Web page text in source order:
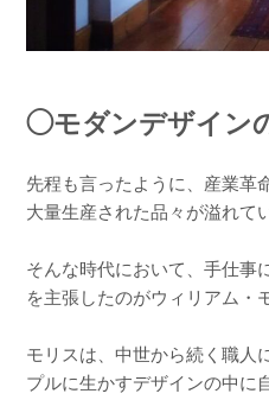
◯モダンデザイン
先程も言ったように、産業革
大量生産された品々が溢れて
そんな時代において、手仕事
を主張したのがウィリアム・
モリスは、中世から続く職人
プルに生かすデザインの中に